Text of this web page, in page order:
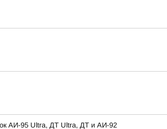
АИ-95 Ultra, ДТ Ultra, ДТ и АИ-92